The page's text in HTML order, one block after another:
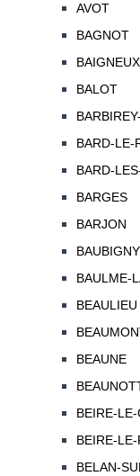
AVOT
BAGNOT
BALOT
BARD-LE-
BARD-
BARGES
BARJON
BAUBIGNY
BAULME-
BEAULIEU
BEAUNE
BEIRE-
BEIRE-
BELAN-